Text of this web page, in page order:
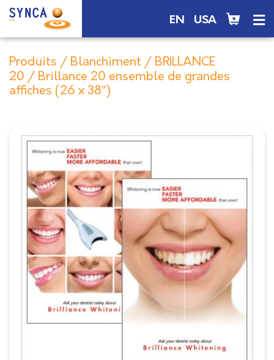
EN USA
Produits / Blanchiment / BRILLANCE
20 / Brillance 20 ensemble de grandes
affiches (26 x 38″)